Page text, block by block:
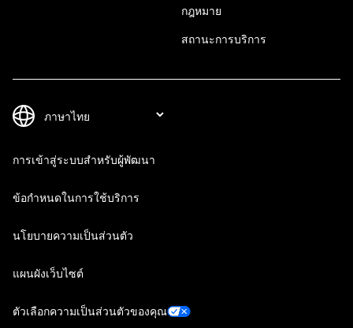
กฎหมาย
สถานะการบริการ
การเข้าสู่ระบบสำหรับผู้พัฒนา
ข้อกำหนดในการใช้บริการ
นโยบายความเป็นส่วนตัว
แผนผังเว็บไซต์
ตัวเลือกความเป็นส่วนตัวของคุณ